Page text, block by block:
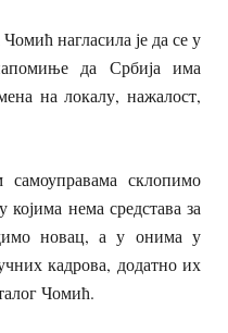
нагласила је да се у
да Србија има
на локалу, нажалост,
склопимо
нема средстава за
новац, а у онима у
кадрова, додатно их
Чомић.